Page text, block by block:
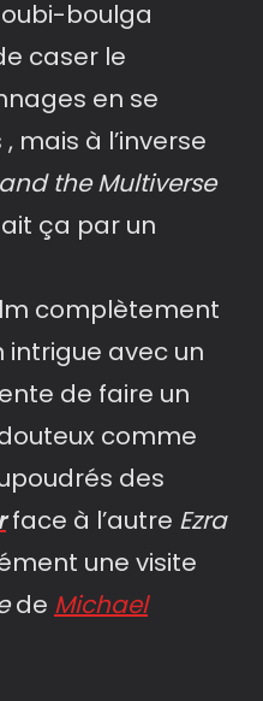
boulga
caser le
en se
mais à l’inverse
the Multiverse
ça par un
complètement
avec un
de faire un
comme
des
face à l’autre Ezra
une visite
de Michael